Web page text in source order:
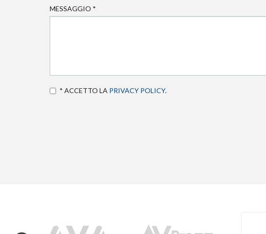
MESSAGGIO *
* ACCETTO LA PRIVACY POLICY.